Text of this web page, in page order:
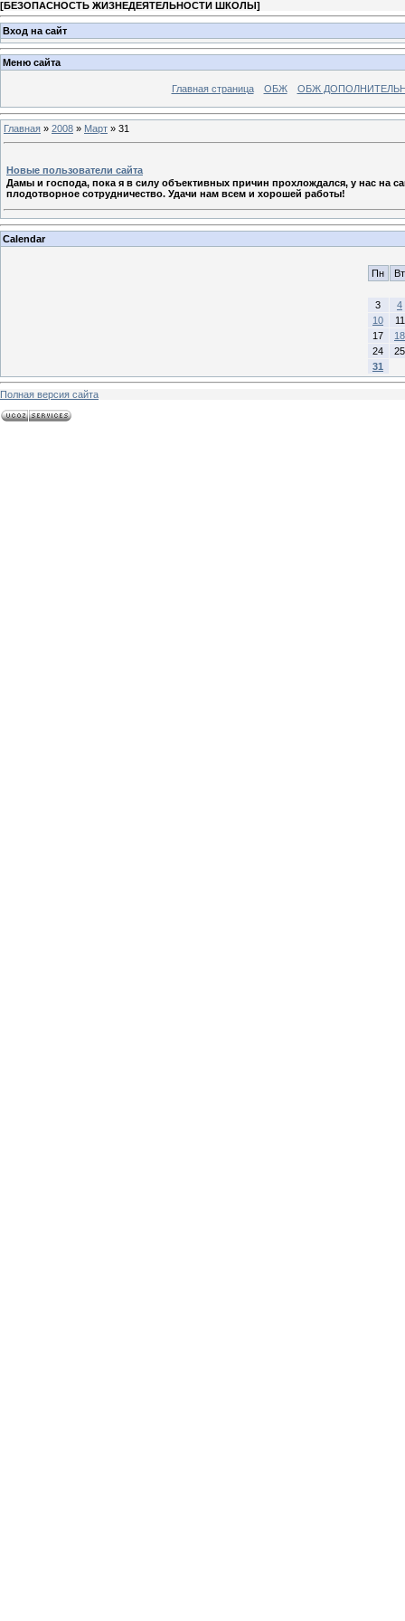
[БЕЗОПАСНОСТЬ ЖИЗНЕДЕЯТЕЛЬНОСТИ ШКОЛЫ]
Вход на сайт
Меню сайта
Главная страница ОБЖ ОБЖ
Главная » 2008 » Март » 31
Новые пользователи сайта
Дамы и господа, пока я в силу объективных причин прохлождался, у нас на
плодотворное сотрудничество. Удачи нам всем и хорошей работы!
Calendar
Пн Вт
3
4
10
11
17
18
24
25
31
Полная версия сайта